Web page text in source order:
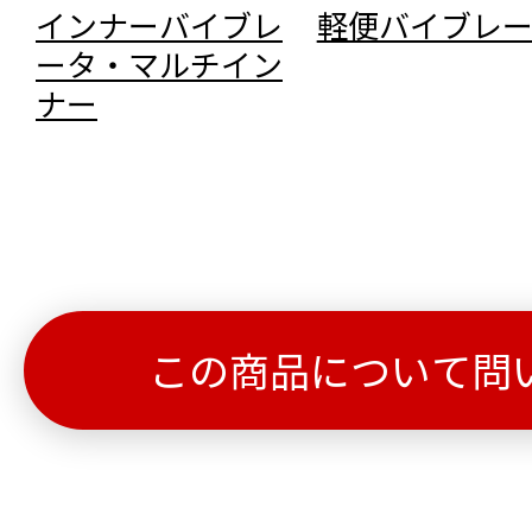
インナーバイブレ
ータ・マルチイン
ナー
軽便バイブレ
この商品について問